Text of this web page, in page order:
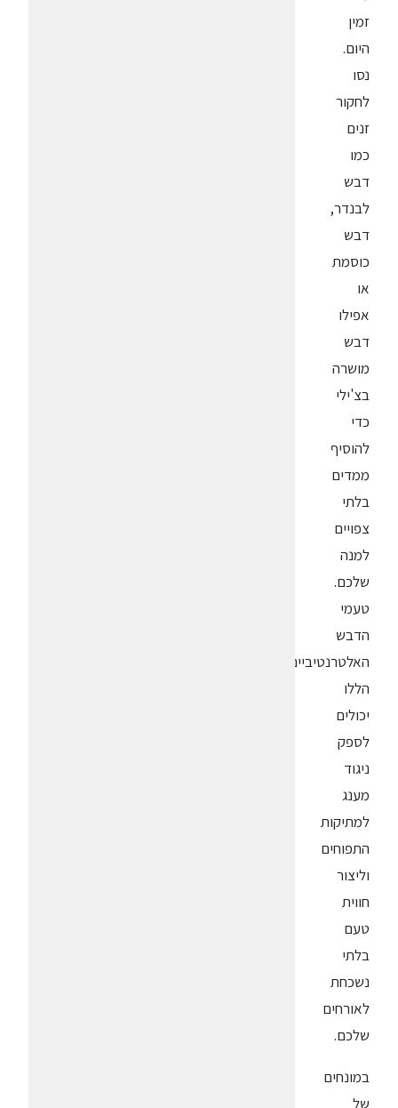
זמין
היום.
נסו
לחקור
זנים
כמו
דבש
לבנדר,
דבש
כוסמת
או
אפילו
דבש
מושרה
בצ'ילי
כדי
להוסיף
ממדים
בלתי
צפויים
למנה
שלכם.
טעמי
הדבש
האלטרנטיביים
הללו
יכולים
לספק
ניגוד
מענג
למתיקות
התפוחים
וליצור
חווית
טעם
בלתי
נשכחת
לאורחים
שלכם.
במונחים
של